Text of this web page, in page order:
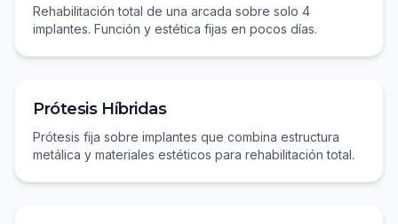
Rehabilitación total de una arcada sobre solo 4
implantes. Función y estética fijas en pocos días.
Prótesis Híbridas
Prótesis fija sobre implantes que combina estructura
metálica y materiales estéticos para rehabilitación total.